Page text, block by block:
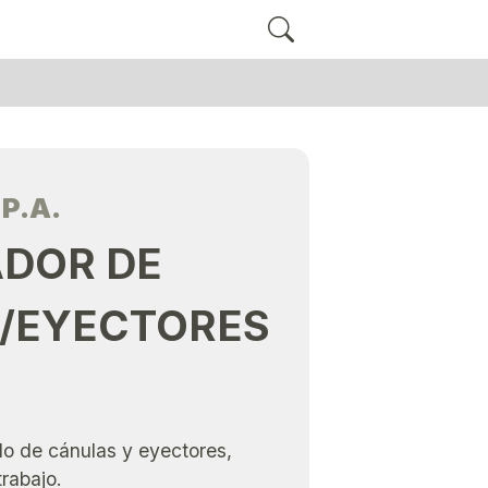
DE
de cánulas y eyectores,